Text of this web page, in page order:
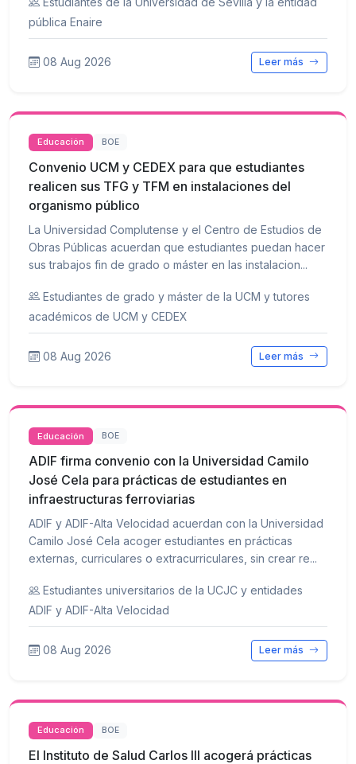
pública Enaire
08 Aug 2026 Leer más
Educación BOE
Convenio UCM y CEDEX para que estudiantes
realicen sus TFG y TFM en instalaciones del
organismo público
La Universidad Complutense y el Centro de Estudios de
Obras Públicas acuerdan que estudiantes puedan hacer
sus trabajos fin de grado o máster en las instalacion...
Estudiantes de grado y máster de la UCM y tutores
académicos de UCM y CEDEX
08 Aug 2026 Leer más
Educación BOE
ADIF firma convenio con la Universidad Camilo
José Cela para prácticas de estudiantes en
infraestructuras ferroviarias
ADIF y ADIF-Alta Velocidad acuerdan con la Universidad
Camilo José Cela acoger estudiantes en prácticas
externas, curriculares o extracurriculares, sin crear re...
Estudiantes universitarios de la UCJC y entidades
ADIF y ADIF-Alta Velocidad
08 Aug 2026 Leer más
Educación BOE
El Instituto de Salud Carlos III acogerá prácticas